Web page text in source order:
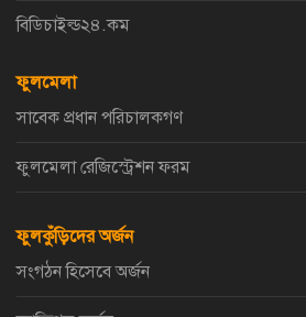
বিডিচাইল্ড২৪.কম
ফুলমেলা
সাবেক প্রধান পরিচালকগণ
ফুলমেলা রেজিস্ট্রেশন ফরম
ফুলকুঁড়িদের অর্জন
সংগঠন হিসেবে অর্জন